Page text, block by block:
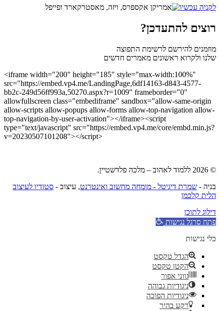
לקניה עכשיו
רוצים להתעדכן?
מוזמנים להירשם לרשימת התפוצה
שלנו ולקרוא ראשונים מאמרים חדשים
<iframe width="200" height="185" style="max-width:100%"
src="https://embed.vp4.me/LandingPage,6df14163-d843-4577-
bb2c-249d56ff993a,50270.aspx?r=1009" frameborder="0"
allowfullscreen class="embediframe" sandbox="allow-same-origin
allow-scripts allow-popups allow-forms allow-top-navigation allow-
top-navigation-by-user-activation"></iframe><script
type="text/javascript" src="https://embed.vp4.me/core/embd.min.js?
v=20230507101208"></script>
© 2026 ללמוד לאהוב – מלכה פלדשטיין.
בניה - שמרת דיגיטל - מומחה מחשוב ואינטרנט, עיצוב - סטודיו לעיצוב
הלית קלכמן
דילוג לתוכן
פתח סרגל נגישות
כלי נגישות
הגדל טקסט
הקטן טקסט
גווני אפור
ניגודיות גבוהה
ניגודיות הפוכה
רקע בהיר